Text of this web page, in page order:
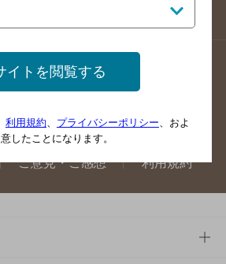
案内
店舗情報更新方法のご案内
載店舗様ログイン
ご意見・ご感想 利用規約
イトを閲覧する
利用規約 プライバシーポリシー 、およ
したことになります。